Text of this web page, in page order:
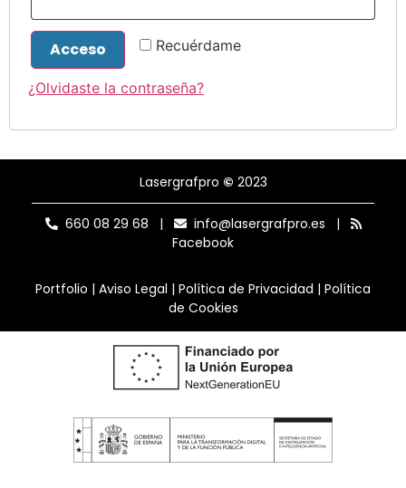
Recuérdame
Acceso
¿Olvidaste la contraseña?
Lasergrafpro © 2023
660 08 29 68 | info@lasergrafpro.es |
Facebook
Portfolio | Aviso Legal | Política de Privacidad | Política
de Cookies